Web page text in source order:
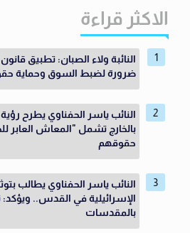
الاكثر قراءة
النائبة ولاء الصبان: تطبيق
ضرورة لضبط السوق وحماية
النائب ياسر الحفناوي يطرح
بالخارج تشمل "المعاش العابر
حقوقهم
النائب ياسر الحفناوي يطالب
الإسرائيلية في القدس..
بالمقدسات